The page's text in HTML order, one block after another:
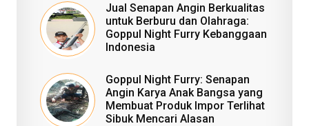
Jual Senapan Angin Berkualitas
untuk Berburu dan Olahraga:
Goppul Night Furry Kebanggaan
Indonesia
Goppul Night Furry: Senapan
Angin Karya Anak Bangsa yang
Membuat Produk Impor Terlihat
Sibuk Mencari Alasan